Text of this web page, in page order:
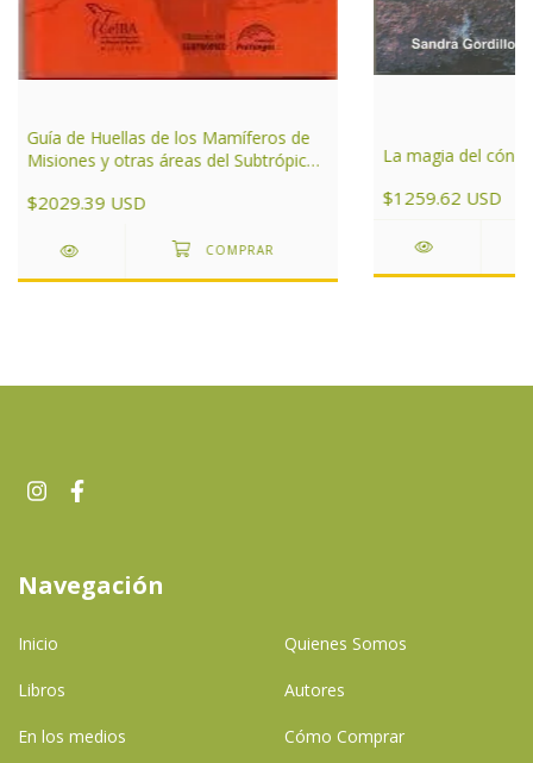
Guía de Huellas de los Mamíferos de
Misiones y otras áreas del Subtrópico
$2029.39 USD
La magia del
$1259.62 USD
Navegación
Inicio Quienes Somos
Libros Autores
En los medios Cómo Comprar